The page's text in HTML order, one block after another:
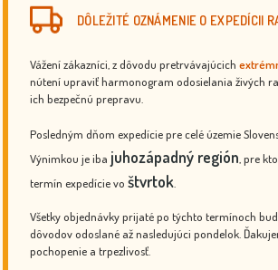
DÔLEŽITÉ OZNÁMENIE O EXPEDÍCII
Vážení zákazníci, z dôvodu pretrvávajúcich
nútení upraviť harmonogram odosielania živých
ich bezpečnú prepravu.
Posledným dňom expedície pre celé územie
Výnimkou je iba juhozápadný región , pre
termín expedície vo štvrtok
Všetky objednávky prijaté po týchto termínoch
dôvodov odoslané až nasledujúci pondelok.
pochopenie a trpezlivosť.